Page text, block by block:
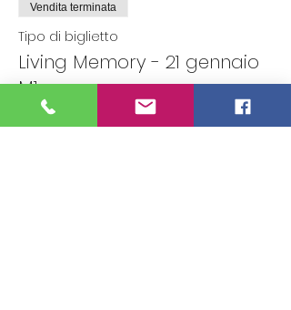
Vendita terminata
Tipo di biglietto
Living Memory - 21 gennaio
M1